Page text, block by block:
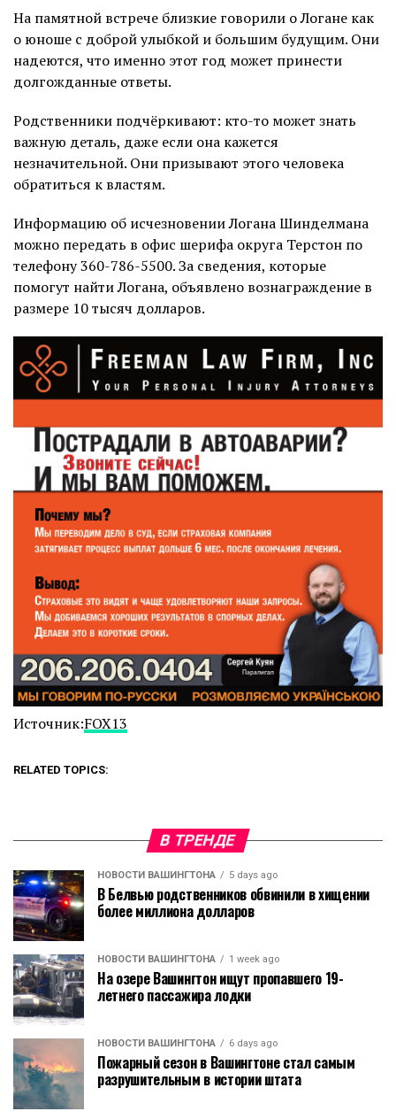
На памятной встрече близкие говорили о Логане как
о юноше с доброй улыбкой и большим будущим. Они
надеются, что именно этот год может принести
долгожданные ответы.
Родственники подчёркивают: кто-то может знать
важную деталь, даже если она кажется
незначительной. Они призывают этого человека
обратиться к властям.
Информацию об исчезновении Логана Шинделмана
можно передать в офис шерифа округа Терстон по
телефону 360-786-5500. За сведения, которые
помогут найти Логана, объявлено вознаграждение в
размере 10 тысяч долларов.
Источник:FOX13
RELATED TOPICS:
В ТРЕНДЕ
НОВОСТИ ВАШИНГТОНА 5 days ago
В Белвью родственников обвинили в хищении
более миллиона долларов
НОВОСТИ ВАШИНГТОНА 1 week ago
На озере Вашингтон ищут пропавшего 19-
летнего пассажира лодки
НОВОСТИ ВАШИНГТОНА 6 days ago
Пожарный сезон в Вашингтоне стал самым
разрушительным в истории штата